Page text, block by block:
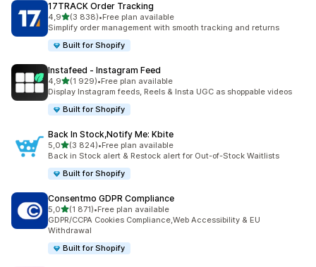
17TRACK Order Tracking
4,9na 5 gwiazdek
(3 838)
Łączna liczba recenzji: 3838
•Free plan available
Simplify order management with smooth tracking and returns
Built for Shopify
Instafeed ‑ Instagram Feed
4,9na 5 gwiazdek
(1 929)
Łączna liczba recenzji: 1929
•Free plan available
Display Instagram feeds, Reels & Insta UGC as shoppable videos
Built for Shopify
Back In Stock,Notify Me: Kbite
5,0na 5 gwiazdek
(3 824)
Łączna liczba recenzji: 3824
•Free plan available
Back in Stock alert & Restock alert for Out-of-Stock Waitlists
Built for Shopify
Consentmo GDPR Compliance
5,0na 5 gwiazdek
(1 871)
Łączna liczba recenzji: 1871
•Free plan available
GDPR/CCPA Cookies Compliance,Web Accessibility & EU
Withdrawal
Built for Shopify